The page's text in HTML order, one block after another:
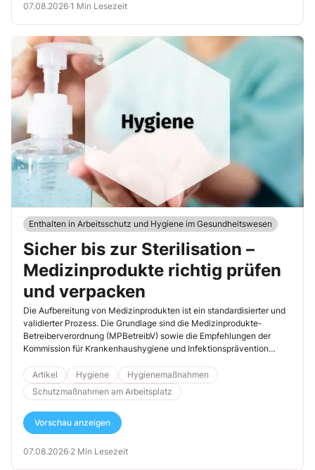
07.08.2026·1 Min Lesezeit
Enthalten in Arbeitsschutz und Hygiene im Gesundheitswesen
Sicher bis zur Sterilisation –
Medizinprodukte richtig prüfen
und verpacken
Die Aufbereitung von Medizinprodukten ist ein standardisierter und
validierter Prozess. Die Grundlage sind die Medizinprodukte-
Betreiberverordnung (MPBetreibV) sowie die Empfehlungen der
Kommission für Krankenhaushygiene und Infektionsprävention
Medizinprodukte (BfArM). Vor der Sterilisation müssen Sie prüfen, ob
die Aufbereitung ordnungsgemäß erfolgt ist und die Medizinprodukte
unbeschädigt sind. Auch Verpackung und Kennzeichnung müssen
den gesetzlichen Vorgaben entsprechen. Die wichtigsten Schritte
haben wir Ihnen zusammengefasst.
Artikel Hygiene
Hygienemaßnahmen
Schutzmaßnahmen am Arbeitsplatz
Vorschau anzeigen
07.08.2026·2 Min Lesezeit